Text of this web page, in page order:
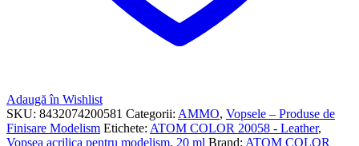
Adaugă în Wishlist
SKU: 8432074200581 Categorii: AMMO, Vopsele – Produse de
Finisare Modelism Etichete: ATOM COLOR 20058 - Leather,
Vopsea acrilica pentru modelism, 20 ml Brand: ATOM COLOR